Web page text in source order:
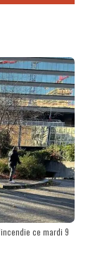
ce mardi 9